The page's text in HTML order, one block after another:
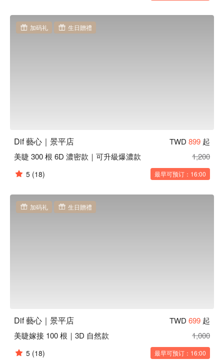
加码礼 生日贈禮
Dif 藝心｜景平店 TWD 899 起
美睫 300 根 6D 濃密款｜可升級爆濃款
1,200
5 (18) 最早可预订：16:00
加码礼 生日贈禮
Dif 藝心｜景平店 TWD 699 起
美睫嫁接 100 根｜3D 自然款
1,000
5 (18) 最早可预订：16:00